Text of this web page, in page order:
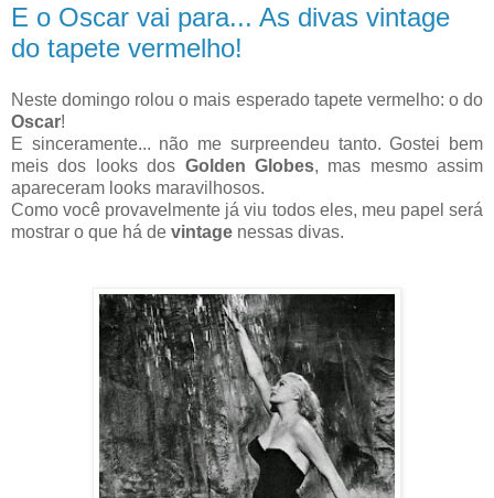
E o Oscar vai para... As divas vintage
do tapete vermelho!
Neste domingo rolou o mais esperado tapete vermelho: o do
Oscar!
E sinceramente... não me surpreendeu tanto. Gostei bem
meis dos looks dos Golden Globes, mas mesmo assim
apareceram looks maravilhosos.
Como você provavelmente já viu todos eles, meu papel será
mostrar o que há de vintage nessas divas.